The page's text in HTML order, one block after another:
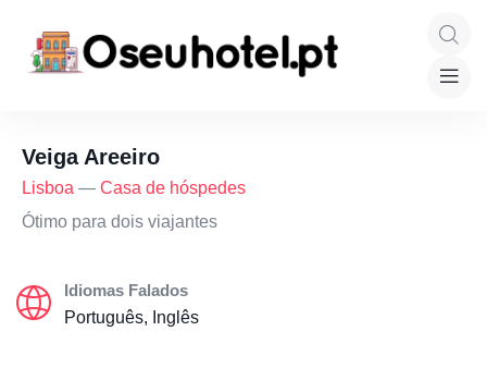
Veiga Areeiro
Lisboa — Casa de hóspedes
Ótimo para dois viajantes
Idiomas Falados
Português, Inglês